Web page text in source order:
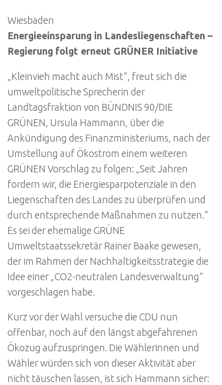
Wiesbaden
Energieeinsparung in Landesliegenschaften –
Regierung folgt erneut GRÜNER Initiative
„Kleinvieh macht auch Mist“, freut sich die
umweltpolitische Sprecherin der
Landtagsfraktion von BÜNDNIS 90/DIE
GRÜNEN, Ursula Hammann, über die
Ankündigung des Finanzministeriums, nach der
Umstellung auf Ökostrom einem weiteren
GRÜNEN Vorschlag zu folgen: „Seit Jahren
fordern wir, die Energiesparpotenziale in den
Liegenschaften des Landes zu überprüfen und
durch entsprechende Maßnahmen zu nutzen.“
Es sei der ehemalige GRÜNE
Umweltstaatssekretär Rainer Baake gewesen,
der im Rahmen der Nachhaltigkeitsstrategie die
Idee einer „CO2-neutralen Landesverwaltung“
vorgeschlagen habe.
Kurz vor der Wahl versuche die CDU nun
offenbar, noch auf den längst abgefahrenen
Ökozug aufzuspringen. Die Wählerinnen und
Wähler würden sich von dieser Aktivität aber
nicht täuschen lassen, ist sich Hammann sicher: